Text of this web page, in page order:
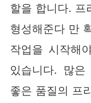
할을 합니다. 프
형성해준다 만
작업을 시작해
있습니다. 많
좋은 품질의 프